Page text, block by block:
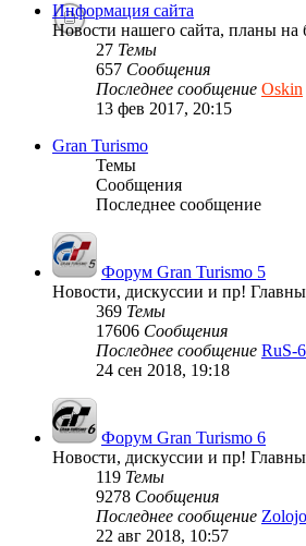
Информация сайта
Новости нашего сайта, планы на
27 Темы
657 Сообщения
Последнее сообщение Oskin
13 фев 2017, 20:15
Gran Turismo
Темы
Сообщения
Последнее сообщение
Форум Gran Turismo 5
Новости, дискуссии и пр!
369 Темы
17606 Сообщения
Последнее сообщение RuS-
24 сен 2018, 19:18
Форум Gran Turismo 6
Новости, дискуссии и пр!
119 Темы
9278 Сообщения
Последнее сообщение
22 авг 2018, 10:57